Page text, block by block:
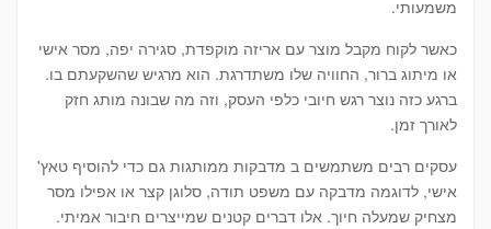
משמעותי.
כאשר לקוח מקבל מוצר עם אריזה מוקפדת, סגירה יפה, מסר אישי
או מיתוג ברור, החוויה שלו משתדרגת. הוא מרגיש שהשקעתם בו.
ברגע כזה נוצר רגש חיובי כלפי העסק, וזה מה שבונה מותג חזק
לאורך זמן.
עסקים רבים משתמשים ב מדבקות ממותגות גם כדי להוסיף טאץ'
אישי, לדוגמה מדבקה עם משפט תודה, סלוגן קצר או אפילו מסר
מצחיק שמעלה חיוך. אלו דברים קטנים שמייצרים חיבור אמיתי.